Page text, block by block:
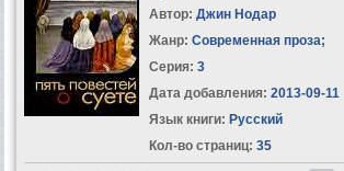
Автор: Джин Нодар
Жанр: Современная проза;
Серия: 3
Дата добавления: 2013-09-11
Язык книги: Русский
Кол-во страниц: 35